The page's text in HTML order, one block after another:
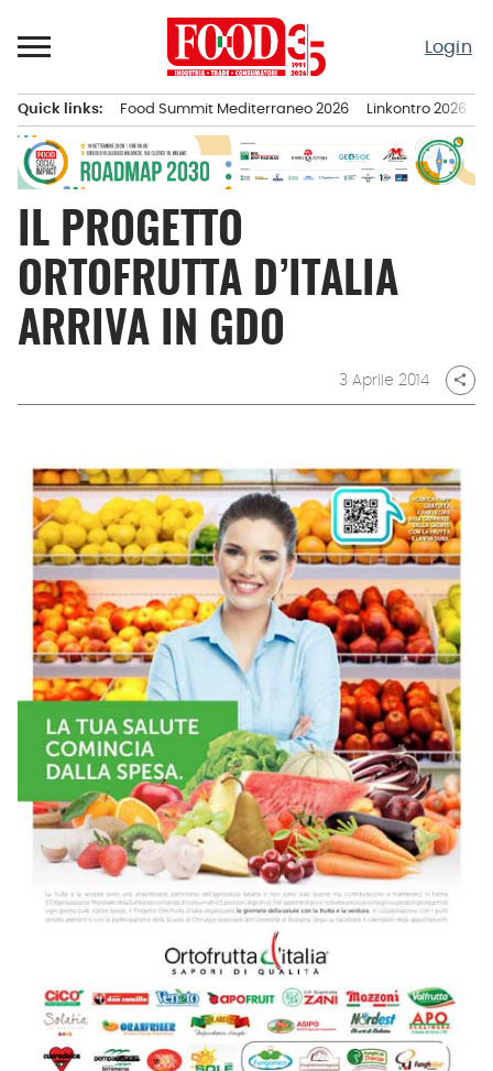
al
Login
principale
Quick links: Food Summit Mediterraneo 2026 Linkontro 2026
IL PROGETTO
ORTOFRUTTA D’ITALIA
ARRIVA IN GDO
3 Aprile 2014 share